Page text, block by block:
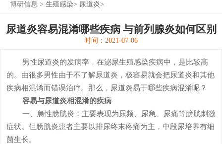
博研信息 >生殖感染> 尿道炎>
尿道炎容易混淆哪些疾病 与前列腺炎如何区别
时间：2021-07-06
男性尿道炎的发病率，在泌尿生殖感染疾病中，是比较高
的。由很多男性由于不了解尿道炎，极容易就会把尿道炎和其他
疾病相混淆而错误治疗。那么，尿道炎易于哪些疾病混淆呢？
容易与尿道炎相混淆的疾病
一、急性膀胱炎：主要表现为尿频、尿急、尿痛等膀胱刺激
症状。但膀胱炎患者主要以排尿终末疼痛为主，中段尿培养有细
菌生长。